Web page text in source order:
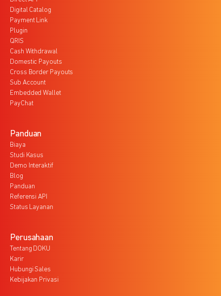
Digital Catalog
Payment Link
Plugin
QRIS
Cash Withdrawal
Domestic Payouts
Cross Border Payouts
Sub Account
Embedded Wallet
PayChat
Panduan
Biaya
Studi Kasus
Demo Interaktif
Blog
Panduan
Referensi API
Status Layanan
Perusahaan
Tentang DOKU
Karir
Hubungi Sales
Kebijakan Privasi